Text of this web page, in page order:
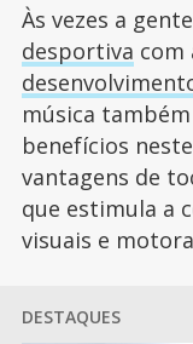
Às vezes a
desportiva com
música
benefícios
vantagens de
que estimula a
visuais e
DESTAQUES